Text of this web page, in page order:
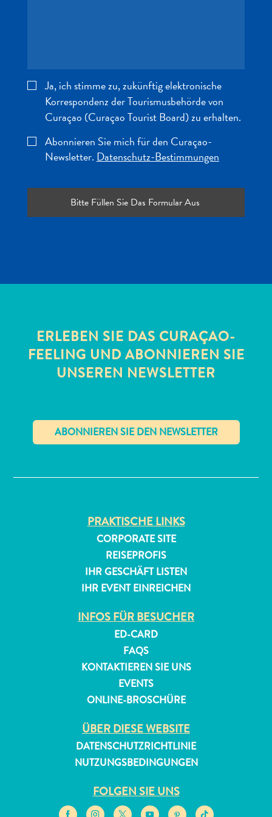
Unterkunft
Apartments
Ferienhäuser
Resorts
Ja, ich stimme zu, zukünftig elektronische
Korrespondenz der Tourismusbehörde von
Curaçao (Curaçao Tourist Board) zu erhalten.
Abonnieren Sie mich für den Curaçao-
Newsletter. Datenschutz-Bestimmungen
ERLEBEN SIE DAS CURAÇAO-
FEELING UND ABONNIEREN SIE
UNSEREN NEWSLETTER
PRAKTISCHE LINKS
CORPORATE SITE
REISEPROFIS
IHR GESCHÄFT LISTEN
IHR EVENT EINREICHEN
INFOS FÜR BESUCHER
ED-CARD
FAQS
KONTAKTIEREN SIE UNS
EVENTS
ONLINE-BROSCHÜRE
ÜBER DIESE WEBSITE
DATENSCHUTZRICHTLINIE
NUTZUNGSBEDINGUNGEN
FOLGEN SIE UNS